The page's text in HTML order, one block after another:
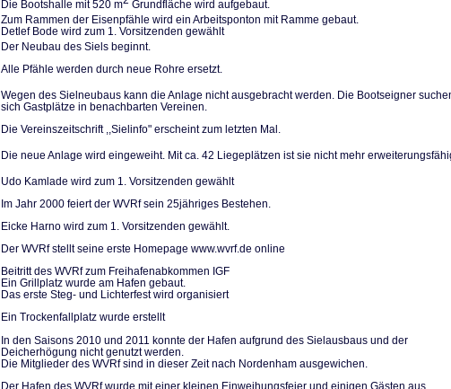
Die Bootshalle mit 520 m
Grundfläche wird aufgebaut.
Zum Rammen der Eisenpfäh­le wird ein Arbeitsponton mit Ramme gebaut.
Detlef Bode wird zum 1. Vorsitzenden gewählt
Der Neubau des Siels be­ginnt.
Alle Pfähle werden durch neue Rohre ersetzt.
Wegen des Sielneubaus kann die Anlage nicht ausgebracht werden. Die Bootseigner
sich Gastplätze in be­nachbarten Vereinen.
Die Vereinszeitschrift ,,Sielinfo" erscheint zum letzten Mal.
Die neue Anlage wird einge­weiht. Mit ca. 42 Liegeplätzen ist sie nicht mehr
Udo Kamlade wird zum 1. Vorsitzenden gewählt
Im Jahr 2000 feiert der WVRf sein 25jähriges Bestehen.
Eicke Harno wird zum 1. Vorsitzenden gewählt.
Der WVRf stellt seine erste Homepage www.wvrf.de online
Beitritt des WVRf zum Freihafenabkommen IGF
Ein Grillplatz wurde am Hafen gebaut.
Das erste Steg- und Lichterfest wird organisiert
Ein Trockenfallplatz wurde erstellt
In den Saisons 2010 und 2011 konnte der Hafen aufgrund des Sielausbaus und der
Deicherhögung nicht genutzt werden.
Die Mitglieder des WVRf sind in dieser Zeit nach Nordenham ausgewichen.
Der Hafen des WVRf wurde mit einer kleinen Einweihungsfeier und einigen Gästen aus